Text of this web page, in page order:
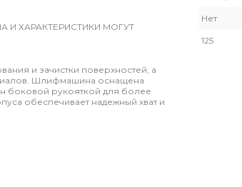
И ХАРАКТЕРИСТИКИ МОГУТ
и зачистки поверхностей, а
Шлифмашина оснащена
боковой рукояткой для более
обеспечивает надежный хват и
Нет
125